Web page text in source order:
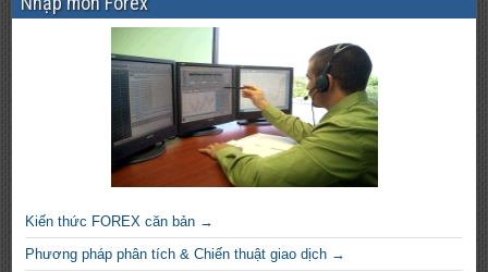
Kiến thức FOREX căn bản →
Phương pháp phân tích & Chiến thuật giao dịch →